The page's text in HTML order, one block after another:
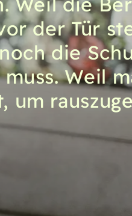
der Tür
die
Weil
um